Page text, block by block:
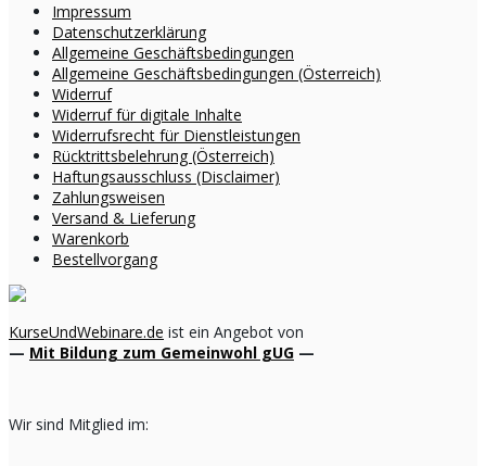
Impressum
Datenschutzerklärung
Allgemeine Geschäftsbedingungen
Allgemeine Geschäftsbedingungen (Österreich)
Widerruf
Widerruf für digitale Inhalte
Widerrufsrecht für Dienstleistungen
Rücktrittsbelehrung (Österreich)
Haftungsausschluss (Disclaimer)
Zahlungsweisen
Versand & Lieferung
Warenkorb
Bestellvorgang
KurseUndWebinare.de ist ein Angebot von
— Mit Bildung zum Gemeinwohl gUG —
Wir sind Mitglied im: